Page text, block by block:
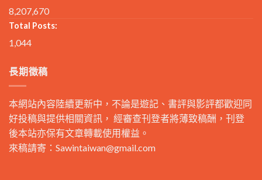
8,207,670
Total Posts:
1,044
長期徵稿
本網站內容陸續更新中，不論是遊記、書評與影評都歡迎同
好投稿與提供相關資訊， 經審查刊登者將薄致稿酬，刊登
後本站亦保有文章轉載使用權益。
來稿請寄： Sawintaiwan@gmail.com